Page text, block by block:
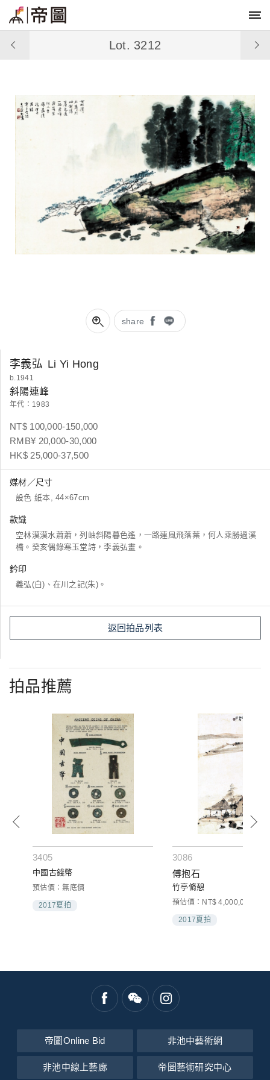
share
Lot. 3212
李義弘 Li Yi Hong
b.1941
斜陽連峰
年代：1983
NT$ 100,000-150,000
RMB¥ 20,000-30,000
HK$ 25,000-37,500
媒材／尺寸
設色 紙本, 44×67cm
款識
空林漠漠水蕭蕭，列岫斜陽暮色遙，一路連風飛落葉，何人乘勝過溪
橋。癸亥偶錄寒玉堂詩，李義弘畫。
鈐印
義弘(白)、在川之記(朱)。
返回拍品列表
拍品推薦
3405
中國古錢幣
預估價：無底價
2017夏拍
3086
傅抱石
竹亭脩憩
預估價：NT$ 4,000,000-
2017夏拍
帝圖Online Bid 非池中藝術網
非池中線上藝廊 帝圖藝術研究中心